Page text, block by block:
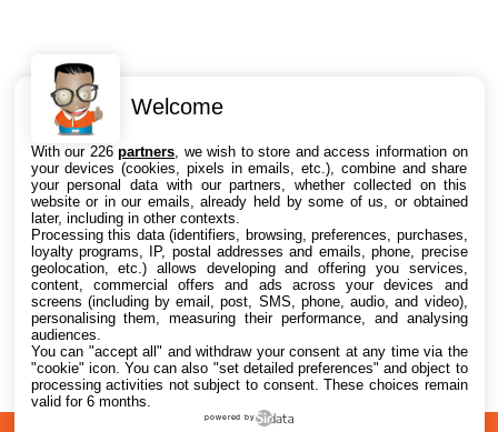
Intéressant ? Partagez !
Welcome
With our 226partners , we wish to store and access information on
your devices (cookies, pixels in emails, etc.), combine and share
your personal data with our partners, whether collected on this
website or in our emails, already held by some of us, or obtained
later, including in other contexts.
Processing this data (identifiers, browsing, preferences, purchases,
loyalty programs, IP, postal addresses and emails, phone, precise
geolocation, etc.) allows developing and offering you services,
content, commercial offers and ads across your devices and
screens (including by email, post, SMS, phone, audio, and video),
personalising them, measuring their performance, and analysing
audiences.
You can "accept all" and withdraw your consent at any time via the
"cookie" icon. You can also "set detailed preferences" and object to
processing activities not subject to consent. These choices remain
valid for 6 months.
powered by